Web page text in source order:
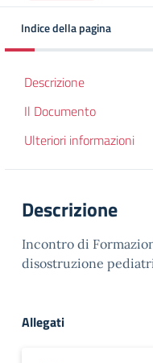
Indice della pagina
Descrizione
Il Documento
Ulteriori informazioni
Descrizione
Incontro di
disostruzione
Allegati